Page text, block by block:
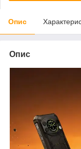
Опис
Опис